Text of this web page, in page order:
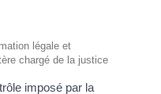
légale et
chargé de la justice
imposé par la